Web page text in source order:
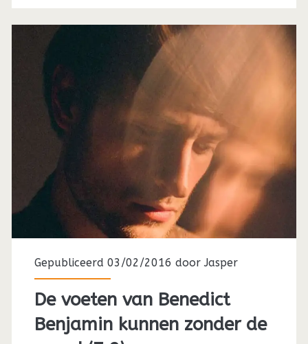
Gepubliceerd 03/02/2016 doorJasper
De voeten van Benedict
Benjamin kunnen zonder de